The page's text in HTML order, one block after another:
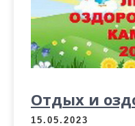
Отдых и
15.05.2023